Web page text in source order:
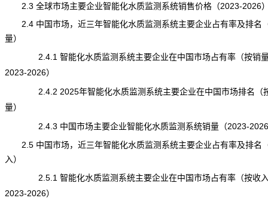
2.3 全球市场主要企业智能化水质监测系统销售价格（2023-2026
2.4 中国市场，近三年智能化水质监测系统主要企业占有率及排名
量）
2.4.1 智能化水质监测系统主要企业在中国市场占有率（按销
2023-2026）
2.4.2 2025年智能化水质监测系统主要企业在中国市场排名（
量）
2.4.3 中国市场主要企业智能化水质监测系统销量（2023-
2.5 中国市场，近三年智能化水质监测系统主要企业占有率及排名
入）
2.5.1 智能化水质监测系统主要企业在中国市场占有率（按收
2023-2026）